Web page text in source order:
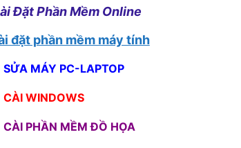
Đặt Phần Mềm Online
đặt phần mềm máy tính
SỬA MÁY PC-LAPTOP
CÀI WINDOWS
CÀI PHẦN MỀM ĐỒ HỌA